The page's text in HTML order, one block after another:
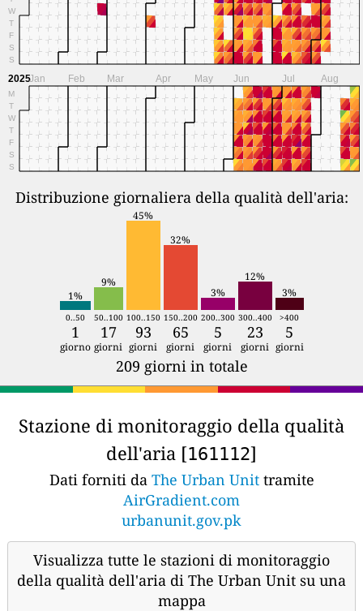
W
T
F
S
S
2025
M
T
W
T
F
S
S
Jan Feb Mar Apr May Jun Jul Aug
Distribuzione giornaliera della qualità dell'aria:
1%
9%
45%
32%
3%
12%
3%
0..50 50..100 100..150 150..200 200..300 300..400 >400
1 17 93 65 5 23 5
giorno giorni giorni giorni giorni giorni giorni
209 giorni in totale
Stazione di monitoraggio della qualità
dell'aria [161112]
Dati forniti da The Urban Unittramite
AirGradient.com
urbanunit.gov.pk
Visualizza tutte le stazioni di monitoraggio
della qualità dell'aria di The Urban Unit su una
mappa